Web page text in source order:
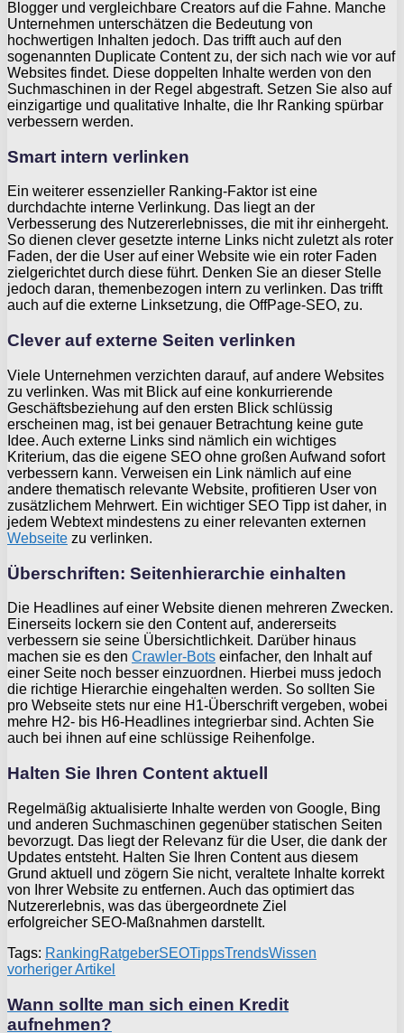
Blogger und vergleichbare Creators auf die Fahne. Manche
Unternehmen unterschätzen die Bedeutung von
hochwertigen Inhalten jedoch. Das trifft auch auf den
sogenannten Duplicate Content zu, der sich nach wie vor auf
Websites findet. Diese doppelten Inhalte werden von den
Suchmaschinen in der Regel abgestraft. Setzen Sie also auf
einzigartige und qualitative Inhalte, die Ihr Ranking spürbar
verbessern werden.
Smart intern verlinken
Ein weiterer essenzieller Ranking-Faktor ist eine
durchdachte interne Verlinkung. Das liegt an der
Verbesserung des Nutzererlebnisses, die mit ihr einhergeht.
So dienen clever gesetzte interne Links nicht zuletzt als roter
Faden, der die User auf einer Website wie ein roter Faden
zielgerichtet durch diese führt. Denken Sie an dieser Stelle
jedoch daran, themenbezogen intern zu verlinken. Das trifft
auch auf die externe Linksetzung, die OffPage-SEO, zu.
Clever auf externe Seiten verlinken
Viele Unternehmen verzichten darauf, auf andere Websites
zu verlinken. Was mit Blick auf eine konkurrierende
Geschäftsbeziehung auf den ersten Blick schlüssig
erscheinen mag, ist bei genauer Betrachtung keine gute
Idee. Auch externe Links sind nämlich ein wichtiges
Kriterium, das die eigene SEO ohne großen Aufwand sofort
verbessern kann. Verweisen ein Link nämlich auf eine
andere thematisch relevante Website, profitieren User von
zusätzlichem Mehrwert. Ein wichtiger SEO Tipp ist daher, in
jedem Webtext mindestens zu einer relevanten externen
Webseite zu verlinken.
Überschriften: Seitenhierarchie einhalten
Die Headlines auf einer Website dienen mehreren Zwecken.
Einerseits lockern sie den Content auf, andererseits
verbessern sie seine Übersichtlichkeit. Darüber hinaus
machen sie es den Crawler-Bots einfacher, den Inhalt auf
einer Seite noch besser einzuordnen. Hierbei muss jedoch
die richtige Hierarchie eingehalten werden. So sollten Sie
pro Webseite stets nur eine H1-Überschrift vergeben, wobei
mehre H2- bis H6-Headlines integrierbar sind. Achten Sie
auch bei ihnen auf eine schlüssige Reihenfolge.
Halten Sie Ihren Content aktuell
Regelmäßig aktualisierte Inhalte werden von Google, Bing
und anderen Suchmaschinen gegenüber statischen Seiten
bevorzugt. Das liegt der Relevanz für die User, die dank der
Updates entsteht. Halten Sie Ihren Content aus diesem
Grund aktuell und zögern Sie nicht, veraltete Inhalte korrekt
von Ihrer Website zu entfernen. Auch das optimiert das
Nutzererlebnis, was das übergeordnete Ziel
erfolgreicher SEO-Maßnahmen darstellt.
Tags: RankingRatgeberSEOTippsTrendsWissen
vorheriger Artikel
Wann sollte man sich einen Kredit
aufnehmen?